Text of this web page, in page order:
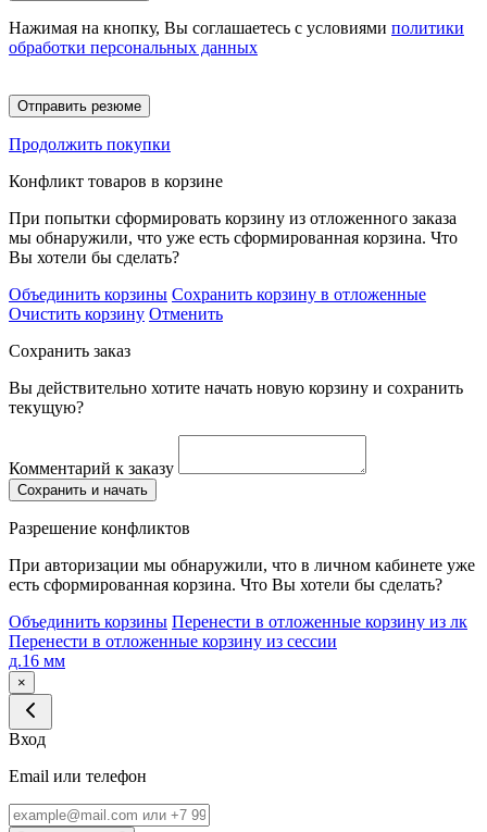
Нажимая на кнопку, Вы соглашаетесь с условиями политики
обработки персональных данных
Отправить резюме
Продолжить покупки
Конфликт товаров в корзине
При попытки сформировать корзину из отложенного заказа
мы обнаружили, что уже есть сформированная корзина. Что
Вы хотели бы сделать?
Объединить корзины Сохранить корзину в отложенные
Очистить корзину Отменить
Сохранить заказ
Вы действительно хотите начать новую корзину и сохранить
текущую?
Комментарий к заказу
Сохранить и начать
Разрешение конфликтов
При авторизации мы обнаружили, что в личном кабинете уже
есть сформированная корзина. Что Вы хотели бы сделать?
Объединить корзины Перенести в отложенные корзину из лк
Перенести в отложенные корзину из сессии
д.16 мм
×
Вход
Email или телефон